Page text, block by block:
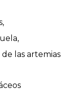
las artemias